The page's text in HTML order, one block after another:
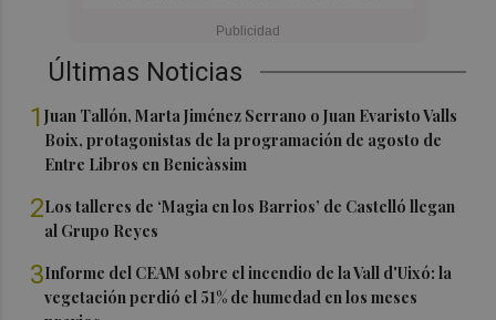
Últimas Noticias
1Juan Tallón, Marta Jiménez Serrano o Juan Evaristo Valls
Boix, protagonistas de la programación de agosto de
Entre Libros en Benicàssim
2Los talleres de ‘Magia en los Barrios’ de Castelló llegan
al Grupo Reyes
3Informe del CEAM sobre el incendio de la Vall d'Uixó: la
vegetación perdió el 51% de humedad en los meses